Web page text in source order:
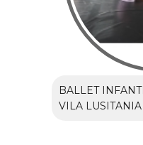
BALLET
VILA LUSITANIA